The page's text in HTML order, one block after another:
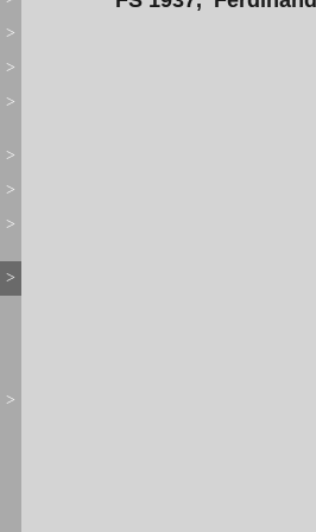
>
>
>
>
>
>
>
>